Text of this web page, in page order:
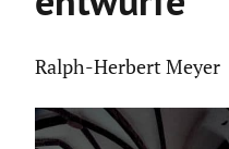
Ralph-Herbert Meyer